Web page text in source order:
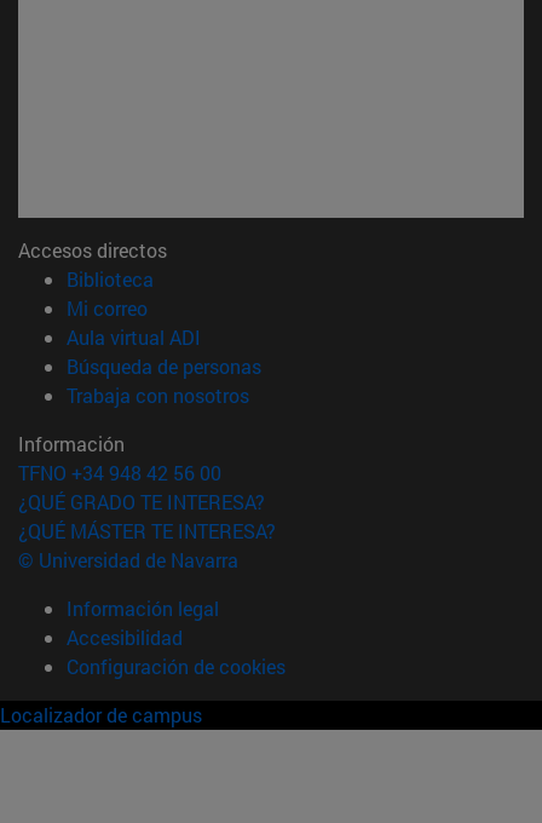
Accesos directos
Biblioteca
Mi correo(abre en nueva ventana)
Aula virtual ADI
Búsqueda de personas(abre en nueva ventana)
Trabaja con nosotros(abre en nueva ventana)
Información
TFNO +34 948 42 56 00
¿QUÉ GRADO TE INTERESA?
¿QUÉ MÁSTER TE INTERESA?
© Universidad de Navarra
Información legal
Accesibilidad
Configuración de cookies
Localizador de campus